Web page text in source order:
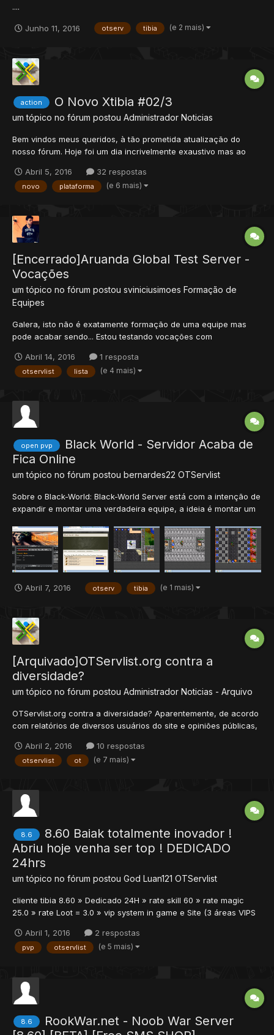
....
Junho 11, 2016 otserv tibia (e 2 mais)
action O Novo Xtibia #02/3
um tópico no fórum postou Administrador Noticias
Bem vindos meus queridos, à tão prometida atualização do
nosso fórum. Hoje foi um dia incrivelmente exaustivo mas ao
Como sabem, lançamos a uns dias atrás a primeira etapa desta
atualização, onde foram nomeados novos coordenadores que
Abril 5, 2016 32 respostas
novo plataforma (e 6 mais)
[Encerrado]Aruanda Global Test Server -
Vocações
um tópico no fórum postou sviniciusimoes Formação de
Equipes
Galera, isto não é exatamente formação de uma equipe mas
pode acabar sendo... Estou testando vocações com
players para testarem e postarem aqui mesmo suas conclusões.
Mapa = Global Stages = 150x a 13x Rate Skill = 20.0 Rate Magi...
Abril 14, 2016 1 resposta
otservlist lista (e 4 mais)
open pvp
Black World - Servidor Acaba de
Fica Online
um tópico no fórum postou bernardes22 OTServlist
Sobre o Black-World: Black-World Server está com a intenção de
expandir e montar uma verdadeira equipe, a ideia é montar um
player, o projeto já está bem adiantado, vocês devem conhecer
o FoxWorld Server, pois bem, estou continuando o proj...
Abril 7, 2016 otserv tibia (e 1 mais)
[Arquivado]OTServlist.org contra a
diversidade?
um tópico no fórum postou Administrador Noticias - Arquivo
OTServlist.org contra a diversidade? Aparentemente, de acordo
com relatórios de diversos usuários do site e opiniões públicas,
derivados nos últimos períodos. Vários servidores, conhecidos
pela categoria "Custom" estão sendo banidos da lista....
Abril 2, 2016 10 respostas
otservlist ot (e 7 mais)
8.6
8.60 Baiak totalmente inovador !
Abriu hoje venha ser top ! DEDICADO
24hrs
um tópico no fórum postou God Luan121 OTServlist
cliente tibia 8.60 » Dedicado 24H » rate skill 60 » rate magic
25.0 » rate Loot = 3.0 » vip system in game e Site (3 áreas VIPS
Balanceadas! » DODGE SYSTEM e Critical system » Quests
Inovadas » Suporte in game » Novos Monstros » Novos...
Abril 1, 2016 2 respostas
pvp otservlist (e 5 mais)
8.6
RookWar.net - Noob War Server